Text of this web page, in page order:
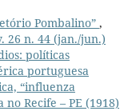
Pombalino” ,
26 n. 44 (jan./jun.)
políticas
portuguesa
“influenza
Recife – PE (1918)